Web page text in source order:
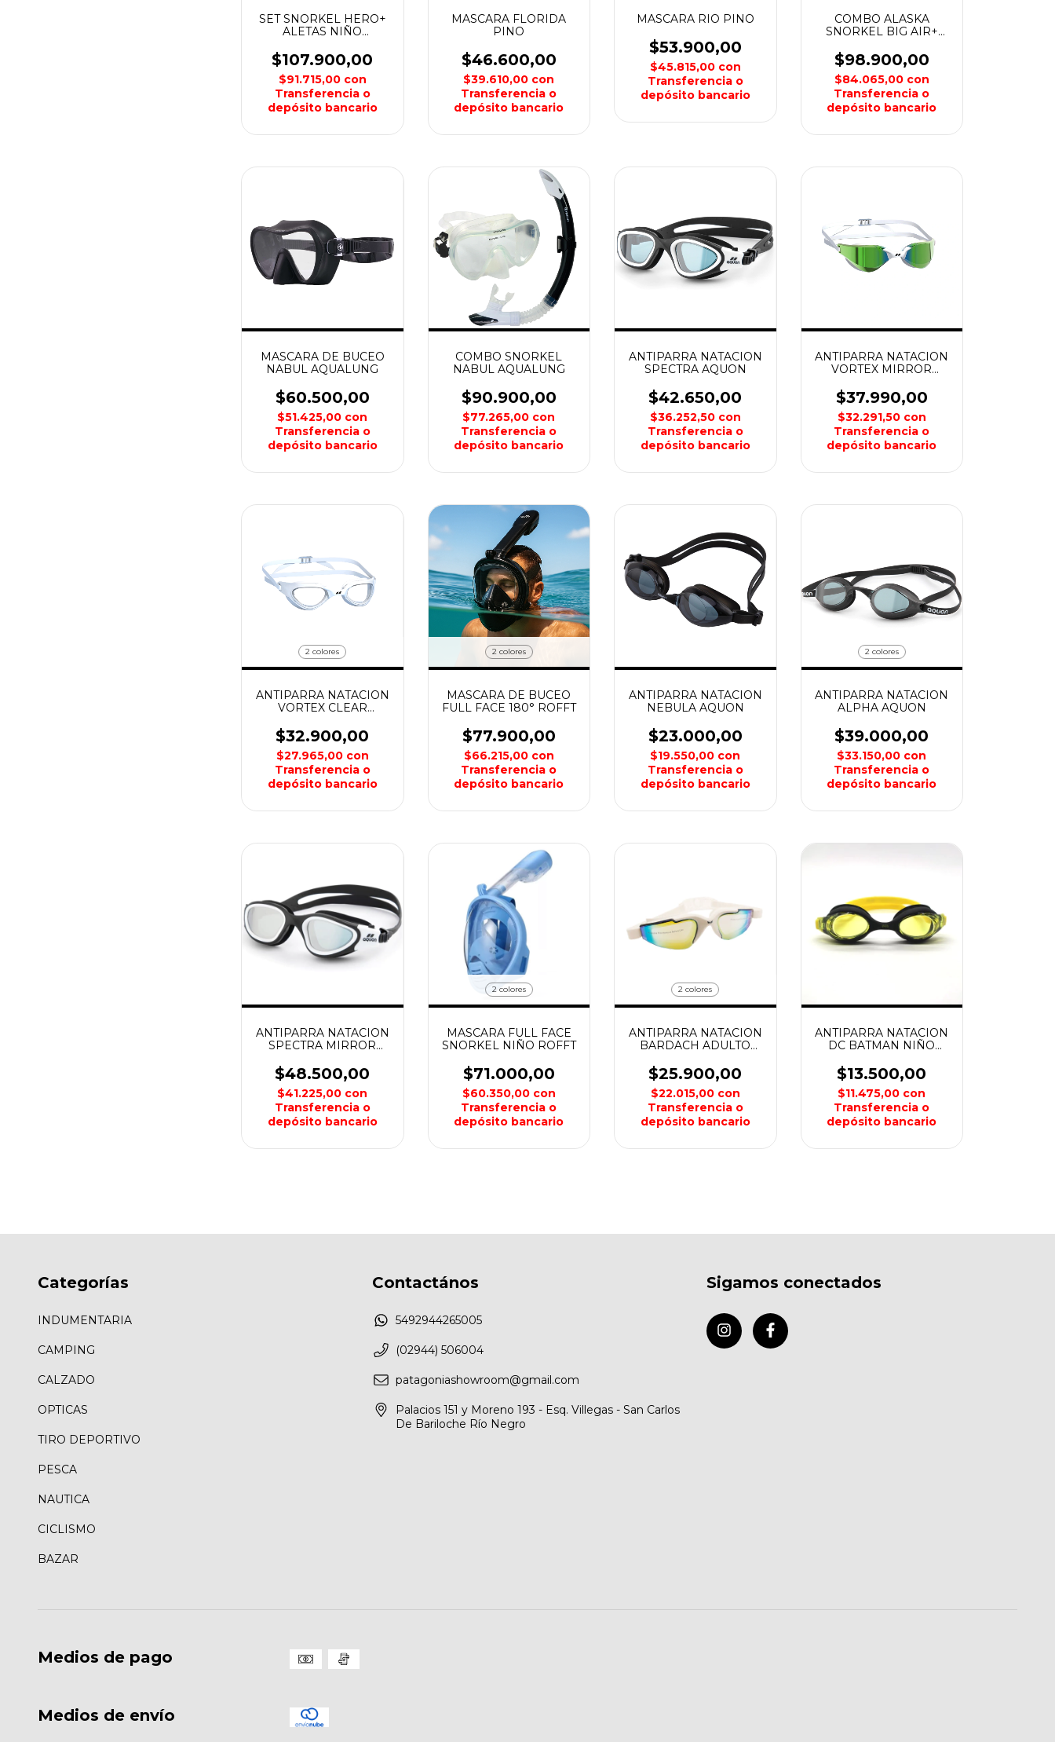
SET SNORKEL HERO+
ALETAS NIÑO
$107.900,00
$91.715,00 con
Transferencia o
depósito bancario
MASCARA FLORIDA
PINO
$46.600,00
$39.610,00 con
Transferencia o
depósito bancario
MASCARA RIO PINO
$53.900,00
$45.815,00 con
Transferencia o
depósito bancario
COMBO ALASKA
SNORKEL BIG AIR+
PINO
$98.900,00
$84.065,00 con
Transferencia o
depósito bancario
MASCARA DE BUCEO
NABUL AQUALUNG
$60.500,00
$51.425,00 con
Transferencia o
depósito bancario
COMBO SNORKEL
NABUL AQUALUNG
$90.900,00
$77.265,00 con
Transferencia o
depósito bancario
ANTIPARRA NATACION
SPECTRA AQUON
$42.650,00
$36.252,50 con
Transferencia o
depósito bancario
ANTIPARRA NATACION
VORTEX MIRROR
$37.990,00
$32.291,50 con
Transferencia o
depósito bancario
2 colores
ANTIPARRA NATACION
VORTEX CLEAR
$32.900,00
$27.965,00 con
Transferencia o
depósito bancario
2 colores
MASCARA DE BUCEO
FULL FACE 180° ROFFT
$77.900,00
$66.215,00 con
Transferencia o
depósito bancario
ANTIPARRA NATACION
NEBULA AQUON
$23.000,00
$19.550,00 con
Transferencia o
depósito bancario
2 colores
ANTIPARRA NATACION
ALPHA AQUON
$39.000,00
$33.150,00 con
Transferencia o
depósito bancario
ANTIPARRA NATACION
SPECTRA MIRROR
$48.500,00
$41.225,00 con
Transferencia o
depósito bancario
2 colores
MASCARA FULL FACE
SNORKEL NIÑO ROFFT
$71.000,00
$60.350,00 con
Transferencia o
depósito bancario
2 colores
ANTIPARRA NATACION
BARDACH ADULTO
$25.900,00
$22.015,00 con
Transferencia o
depósito bancario
ANTIPARRA NATACION
DC BATMAN NIÑO
$13.500,00
$11.475,00 con
Transferencia o
depósito bancario
Categorías
INDUMENTARIA
CAMPING
CALZADO
OPTICAS
TIRO DEPORTIVO
PESCA
NAUTICA
CICLISMO
BAZAR
Contactános
5492944265005
(02944) 506004
patagoniashowroom@gmail.com
Palacios 151 y Moreno 193 - Esq. Villegas - San Carlos
De Bariloche Río Negro
Sigamos conectados
Medios de pago
Medios de envío